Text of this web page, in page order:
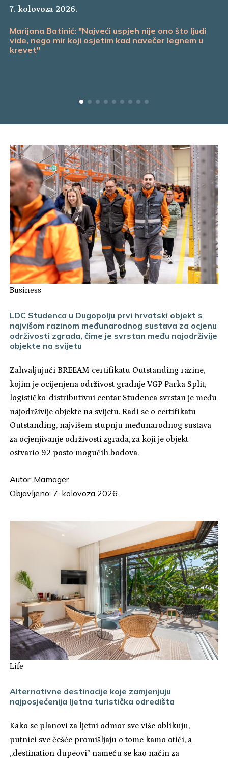
7. kolovoza 2026.
Marijana Batinić: "Najveći uspjeh nije ono što ljudi
vide, nego mir koji osjetim kad navečer legnem u
krevet"
Business
LDC Studenca u Dugopolju prvi hrvatski objekt s
najvišom razinom međunarodnog sustava za ocjenu
održivosti zgrada, čime je svrstan među najodrživije
objekte na svijetu
Zahvaljujući BREEAM certifikatu Outstanding razine,
kojim je ocijenjena održivost gradnje VGP Parka Split,
logističko-distributivni centar Studenca svrstan je među
najodrživije objekte na svijetu. Radi se o certifikatu
Outstanding, najvišem stupnju međunarodnog sustava
za ocjenjivanje održivosti zgrada, za koji je objekt
ostvario 92 posto mogućih bodova.
Autor: Mamager
Objavljeno: 7. kolovoza 2026.
Life
Alternativne destinacije koje zamjenjuju
najposjećenija ljetna turistička odredišta
Kako se planovi za ljetni odmor sve više oblikuju,
putnici sve češće promišljaju o tome kamo otići, a
„destination dupeovi” nameću se kao način za